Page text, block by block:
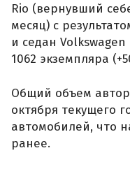
Rio (вернувший
месяц) с
и седан
1062 экземпляра
Общий объем
октября текущего
автомобилей, что
ранее.